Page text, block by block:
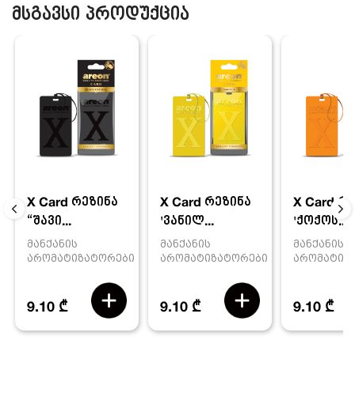
მსგავსი პროდუქცია
X Card რეზინა
“შავი...
მანქანის
არომატიზატორები
9.10 ₾
X Card რეზინა
'ვანილ...
მანქანის
არომატიზატორები
9.10 ₾
X Card
'ქოქოს...
მანქანის
9.10 ₾